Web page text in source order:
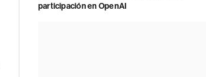
participación en OpenAI